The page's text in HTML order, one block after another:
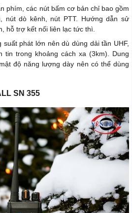
phím, các nút bấm cơ bản chỉ bao gồm
nút dò kênh, nút PTT. Hướng dẫn sử
hỗ trợ kết nối liên lạc tức thì.
suất phát lớn nên dù dùng dải tần UHF,
tin trong khoảng cách xa (3km). Dung
độ năng lượng dày nên có thể dùng
SN 355